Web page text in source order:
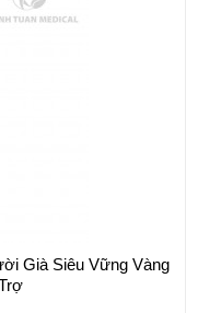
Già Siêu Vững Vàng